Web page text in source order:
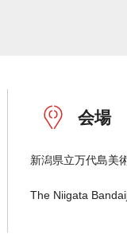
会場
新潟県立万代島美
The Niigata